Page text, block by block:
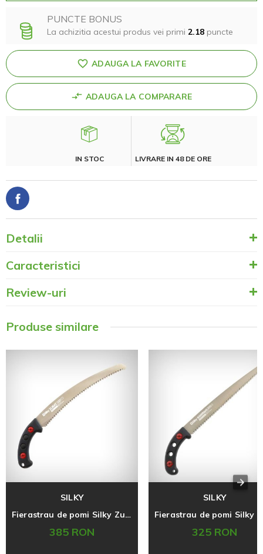
PUNCTE BONUS
La achizitia acestui produs vei primi 2.18 puncte
ADAUGA LA FAVORITE
ADAUGA LA COMPARARE
IN STOC LIVRARE IN 48 DE ORE
Detalii
Caracteristici
Review-uri
Produse similare
SILKY
Fierastrau de pomi Silky Zubat 330-7.5
385 RON
SILKY
325 RON